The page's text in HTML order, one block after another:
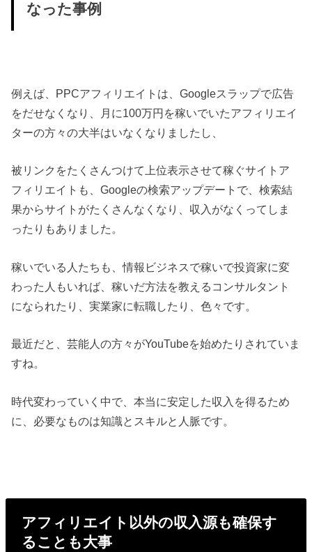
なった事例
例えば、PPCアフィリエイトは、Googleスラップで広告
をだせなくなり、月に100万円を稼いでいたアフィリエイ
ターの方々の大半はいなくなりましたし、
被リンクをたくさんつけて上位表示させて稼ぐサイトア
フィリエイトも、Googleの検索アップデートで、検索結
果からサイトがたくさんなくなり、収入がなくってしま
ったりもありました。
稼いでいる人たちも、情報ビジネスで稼いで投資家に変
わった人もいれば、稼いだ方法を教えるコンサルタント
になられたり、実業家に転職したり、色々です。
最近だと、芸能人の方々がYouTubeを始めたりされていま
すね。
時代変わっていく中で、本当に安定した収入を得るため
に、必要なものは知識とスキルと人脈です。
アフィリエイト以外の収入源も確保す
ることも大事